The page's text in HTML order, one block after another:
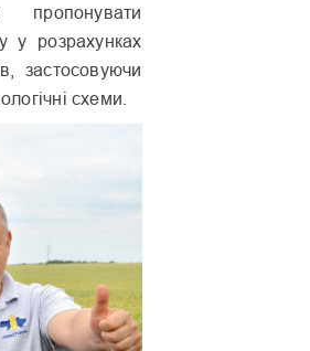
пропонувати
у розрахунках
застосовуючи
схеми.